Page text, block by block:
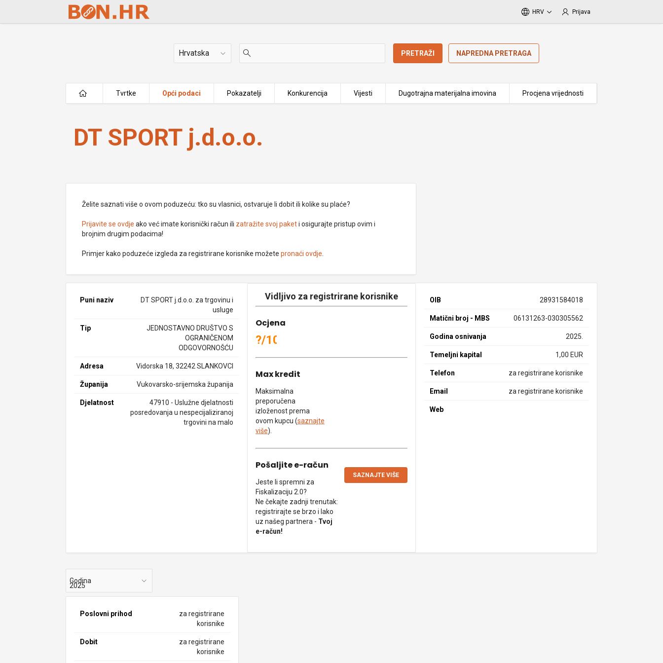
Skip to Main Content
HRV Prijava
Država PRETRAŽI NAPREDNA PRETRAGA
Tvrtke Opći podaci Pokazatelji Konkurencija Vijesti Dugotrajna materijalna imovina Procjena vrijednosti
DT SPORT j.d.o.o.
DT SPORT j.d.o.o.
Želite saznati više o ovom poduzeću: tko su vlasnici, ostvaruje li dobit ili kolike su plaće?
Prijavite se ovdje ako već imate korisnički račun ili zatražite svoj paketi osigurajte pristup ovim i
brojnim drugim podacima!
Primjer kako poduzeće izgleda za registrirane korisnike možetepronaći ovdje
Puni naziv
DT SPORT j.d.o.o. za trgovinu i
usluge
Tip
JEDNOSTAVNO DRUŠTVO S
OGRANIČENOM
ODGOVORNOŠĆU
Adresa Vidorska 18, 32242 SLANKOVCI
Županija Vukovarsko-srijemska županija
Djelatnost
47910 - Uslužne djelatnosti
posredovanja u nespecijaliziranoj
trgovini na malo
Vidljivo za registrirane korisnike
Ocjena
?/10
Max kredit
Maksimalna
preporučena
izloženost prema
ovom kupcu (saznajte
više).
Pošaljite e-račun
Jeste li spremni za
Fiskalizaciju 2.0?
Ne čekajte zadnji trenutak:
registrirajte se brzo i lako
uz našeg partnera - Tvoj
e-račun!
SAZNAJTE VIŠE
OIB 28931584018
Matični broj - MBS 06131263-030305562
Godina osnivanja 2025.
Temeljni kapital 1,00 EUR
Telefon za registrirane korisnike
Email za registrirane korisnike
Web
Godina
Poslovni prihod
za registrirane
korisnike
Dobit
za registrirane
korisnike